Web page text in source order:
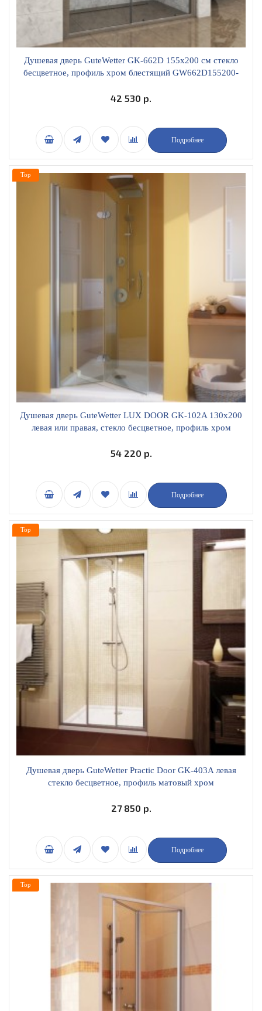
Душевая дверь GuteWetter GK-662D 155х200 см стекло
бесцветное, профиль хром блестящий GW662D155200-
42 530 р.
Подробнее
Душевая дверь GuteWetter LUX DOOR GK-102A 130х200
левая или правая, стекло бесцветное, профиль хром
54 220 р.
Подробнее
Top
Душевая дверь GuteWetter Practic Door GK-403A левая
стекло бесцветное, профиль матовый хром
27 850 р.
Подробнее
Top
Top